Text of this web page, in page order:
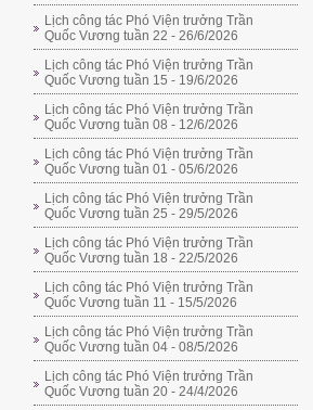
Lịch công tác Phó Viện trưởng Trần
Quốc Vương tuần 22 - 26/6/2026
Lịch công tác Phó Viện trưởng Trần
Quốc Vương tuần 15 - 19/6/2026
Lịch công tác Phó Viện trưởng Trần
Quốc Vương tuần 08 - 12/6/2026
Lịch công tác Phó Viện trưởng Trần
Quốc Vương tuần 01 - 05/6/2026
Lịch công tác Phó Viện trưởng Trần
Quốc Vương tuần 25 - 29/5/2026
Lịch công tác Phó Viện trưởng Trần
Quốc Vương tuần 18 - 22/5/2026
Lịch công tác Phó Viện trưởng Trần
Quốc Vương tuần 11 - 15/5/2026
Lịch công tác Phó Viện trưởng Trần
Quốc Vương tuần 04 - 08/5/2026
Lịch công tác Phó Viện trưởng Trần
Quốc Vương tuần 20 - 24/4/2026